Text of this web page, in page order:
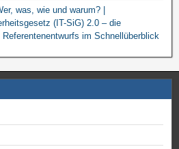
was, wie und warum? |
(IT-SiG) 2.0 – die
im Schnellüberblick